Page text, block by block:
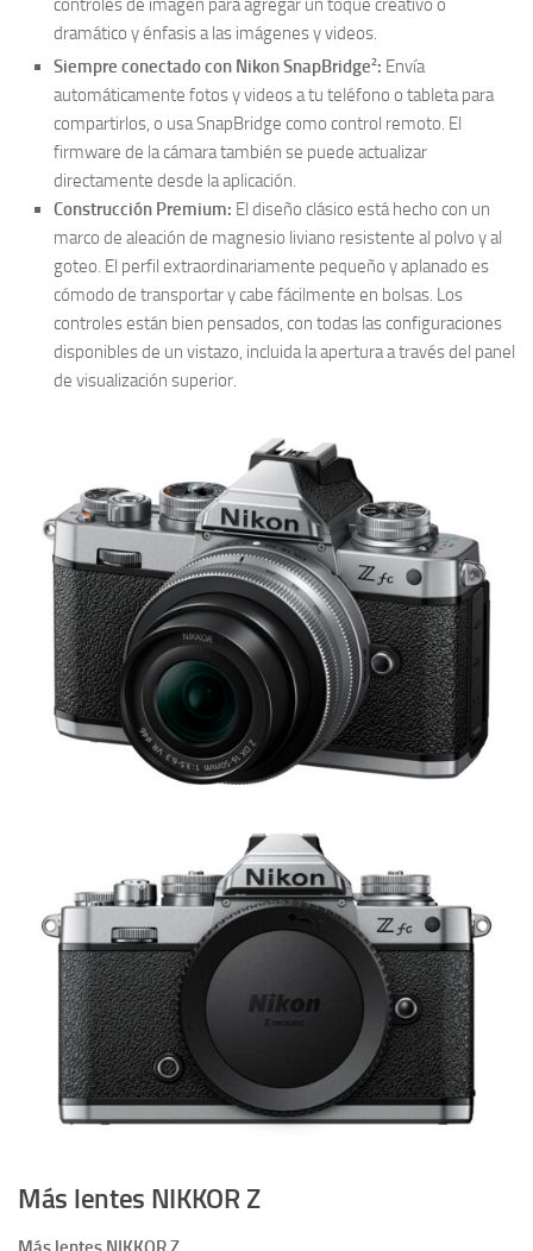
controles de imagen para agregar un toque creativo o
dramático y énfasis a las imágenes y videos.
Siempre conectado con Nikon SnapBridge2: Envía
automáticamente fotos y videos a tu teléfono o tableta para
compartirlos, o usa SnapBridge como control remoto. El
firmware de la cámara también se puede actualizar
directamente desde la aplicación.
Construcción Premium: El diseño clásico está hecho con un
marco de aleación de magnesio liviano resistente al polvo y al
goteo. El perfil extraordinariamente pequeño y aplanado es
cómodo de transportar y cabe fácilmente en bolsas. Los
controles están bien pensados, con todas las configuraciones
disponibles de un vistazo, incluida la apertura a través del panel
de visualización superior.
Más lentes NIKKOR Z